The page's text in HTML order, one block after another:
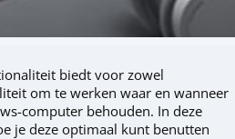
biedt voor zowel
om te werken waar en wanneer
computer behouden. In deze
je deze optimaal kunt benutten